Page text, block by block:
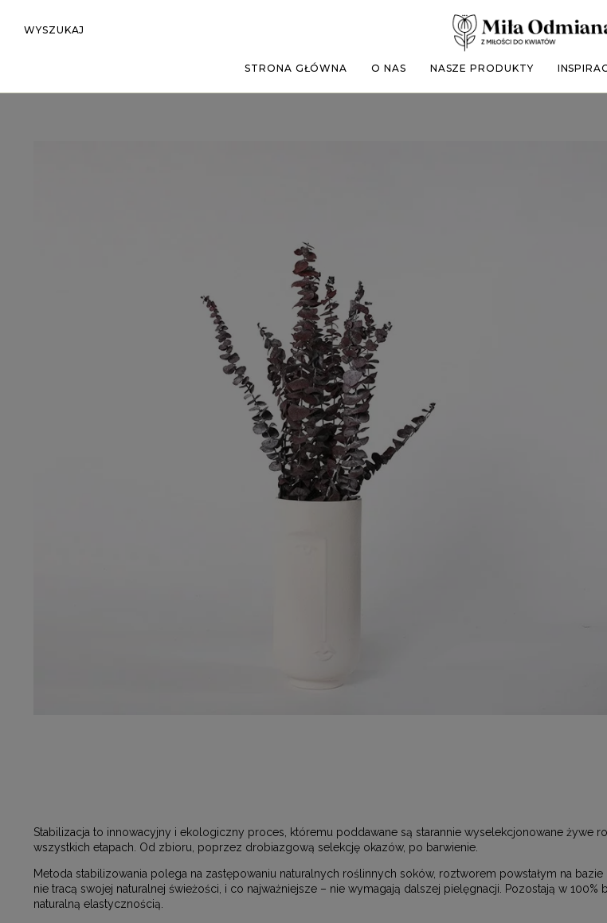
WYSZUKAJ
STRONA GŁÓWNA O NAS NASZE PRODUKTY
Stabilizacja to innowacyjny i ekologiczny proces, któremu poddawane są starannie wyselekcjonowane żywe
wszystkich etapach. Od zbioru, poprzez drobiazgową selekcję okazów, po barwienie.
Metoda stabilizowania polega na zastępowaniu naturalnych roślinnych soków, roztworem powstałym na
nie tracą swojej naturalnej świeżości, i co najważniejsze – nie wymagają dalszej pielęgnacji. Pozostają w
naturalną elastycznością.